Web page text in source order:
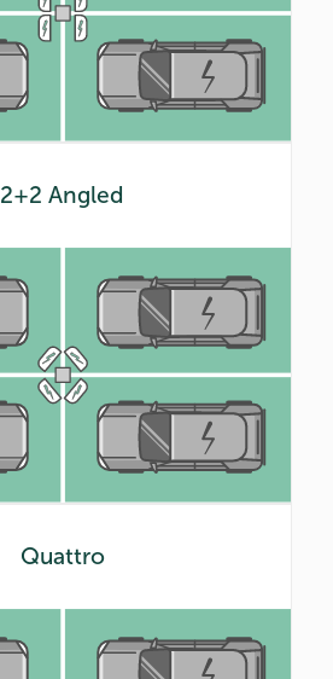
2+2 Angled
Quattro